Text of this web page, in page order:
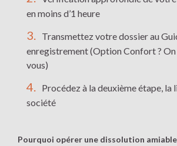
en moins d’1 heure
Transmettez votre dossier au
enregistrement (Option Confort ? On
vous)
Procédez à la deuxième étape, la
société
Pourquoi opérer une dissolution amiable